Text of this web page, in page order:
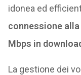
idonea ed
connessione
Mbps in
La gestione dei